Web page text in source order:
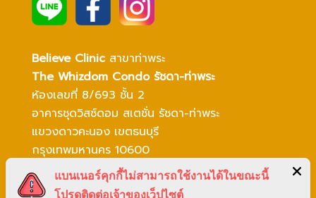
Believe Clinicสาขาท่าพระ
The Whizdom Condo รัชดา-ท่าพระ
ห้องเลขที่ 8/693 ชั้น 2
อาคารชุดวิสซ์ดอม สเตชั่น รัชดา-ท่าพระ
แขวงดาวคะนอง เขตธนบุรี
กรุงเทพมหานคร 10600
โทร 02-003-3780
แบนเนอร์คุกกี้ไม่สามารถใช้งานได้ในขณะนี้
โปรดติดต่อเจ้าของเว็ปไซต์